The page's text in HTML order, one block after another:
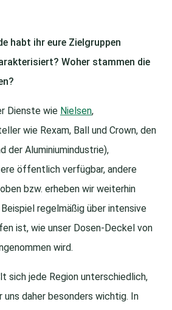
habt ihr eure Zielgruppen
Woher stammen die
Dienste wie Nielsen,
wie Rexam, Ball und Crown, den
der Aluminiumindustrie),
öffentlich verfügbar, andere
bzw. erheben wir weiterhin
regelmäßig über intensive
ist, wie unser Dosen-Deckel von
wird.
sich jede Region unterschiedlich,
uns daher besonders wichtig. In